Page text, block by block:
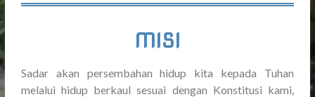
MISI
Sadar akan persembahan hidup kita kepada Tuhan
melalui hidup berkaul sesuai dengan Konstitusi kami,